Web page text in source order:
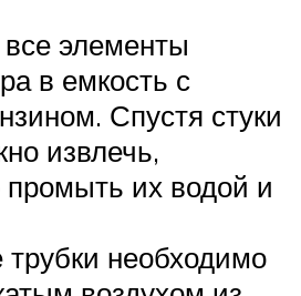
элементы
в емкость с
Спустя стуки
извлечь,
их водой и
необходимо